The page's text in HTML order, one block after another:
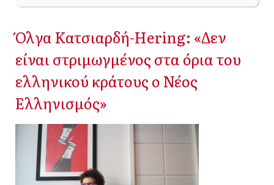
Όλγα Κατσιαρδή-Hering: «Δεν
είναι στριμωγμένος στα όρια του
ελληνικού κράτους ο Νέος
Ελληνισμός»